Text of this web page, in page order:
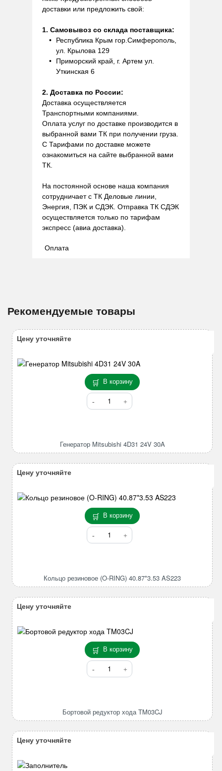
доставки или предложить свой:
1. Самовывоз со склада поставщика:
Республика Крым гор.Симферополь,
ул. Крылова 129
Приморский край, г. Артем ул.
Уткинская 6
2. Доставка по России:
Доставка осуществляется
Транспортными компаниями.
Оплата услуг по доставке производится в
выбранной вами ТК при получении груза.
С Тарифами по доставке можете
ознакомиться на сайте выбранной вами
ТК.
На постоянной основе наша компания
сотрудничает с ТК Деловые линии,
Энергия, ПЭК и СДЭК. Отправка ТК СДЭК
осуществляется только по тарифам
экспресс (авиа доставка).
Оплата
Рекомендуемые товары
В корзину
Количество
товара
24V
Генератор Mitsubishi 4D31 24V 30A
Цену уточняйте
В корзину
Количество
товара
RING)
Кольцо резиновое (O-RING) 40.87*3.53 AS223
Цену уточняйте
В корзину
Количество
товара
TM03CJ
Бортовой редуктор хода TM03CJ
Цену уточняйте
Цену уточняйте